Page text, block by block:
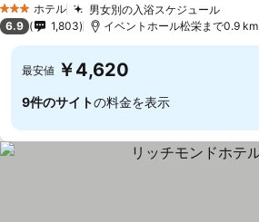
3 ホテルのランク
ホテル 男女別の入浴スケジュール
6.9 1,803 イベントホール松栄まで0.9 km
最安値 ￥4,620
9件のサイトの料金を表示